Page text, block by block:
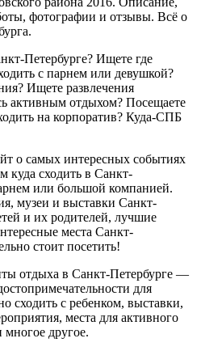
фотографии и отзывы. Всё о
Петербурге? Ищете где
с парнем или девушкой?
Ищете развлечения
активным отдыхом? Посещаете
на корпоратив? Куда-СПБ
о самых интересных событиях
куда сходить в Санкт-
или большой компанией.
музеи и выставки Санкт-
и их родителей, лучшие
места Санкт-
стоит посетить!
отдыха в Санкт-Петербурге —
для
сходить с ребенком, выставки,
места для активного
многое другое.